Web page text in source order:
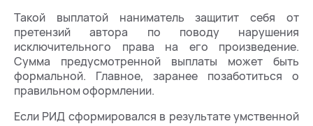
Такой выплатой наниматель защитит себя от
претензий автора по поводу нарушения
исключительного права на его произведение.
Сумма предусмотренной выплаты может быть
формальной. Главное, заранее позаботиться о
правильном оформлении.
Если РИД сформировался в результате умственной